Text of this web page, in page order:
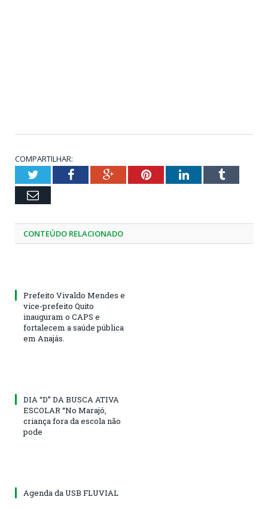
COMPARTILHAR:
TwitterFacebookGoogle+PinterestLinkedInTumblr
Email
CONTEÚDO RELACIONADO
Prefeito Vivaldo Mendes e
vice-prefeito Quito
inauguram o CAPS e
fortalecem a saúde pública
em Anajás.
DIA “D” DA BUSCA ATIVA
ESCOLAR “No Marajó,
criança fora da escola não
pode
Agenda da USB FLUVIAL